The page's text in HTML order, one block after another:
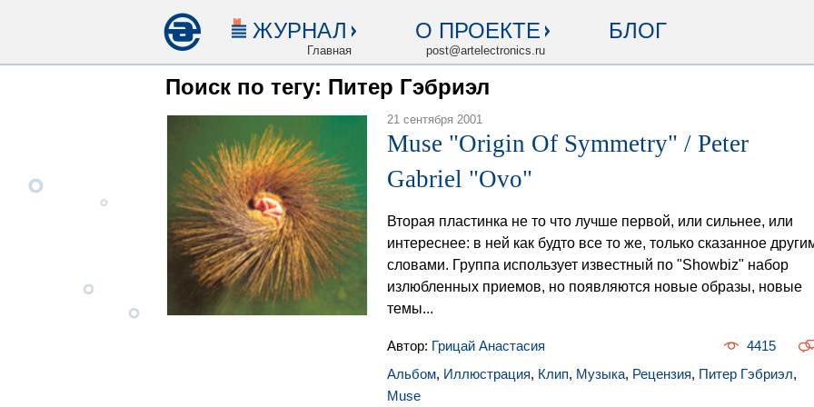
ЖУРНАЛ
Главная
О ПРОЕКТЕ
post@artelectronics.ru
БЛОГ
Поиск по тегу: Питер Гэбриэл
21 сентября 2001
Muse "Origin Of Symmetry" / Peter
Gabriel "Ovo"
Вторая пластинка не то что лучше первой, или сильнее, или
интереснее: в ней как будто все то же, только сказанное
словами. Группа использует известный по "Showbiz" набор
излюбленных приемов, но появляются новые образы, новые
темы...
Автор: Грицай Анастасия
4415
Альбом, Иллюстрация, Клип, Музыка, Рецензия, Питер Гэбриэл,
Muse